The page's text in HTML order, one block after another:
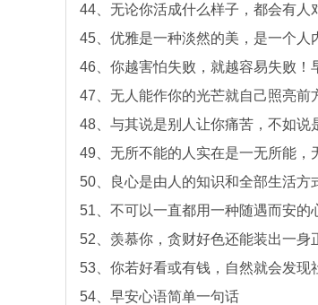
44、无论你活成什么样子，都会有人
45、优雅是一种淡然的美，是一个人
46、你越害怕失败，就越容易失败！
47、无人能作你的光芒就自己照亮前
48、与其说是别人让你痛苦，不如说
49、无所不能的人实在是一无所能，
50、良心是由人的知识和全部生活方
51、不可以一直都用一种随遇而安的
52、羡慕你，贪财好色还能装出一身
53、你若好看或有钱，自然就会发现
54、早安心语简单一句话